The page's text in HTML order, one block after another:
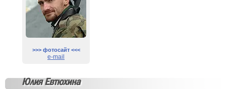
>>> фотосайт <<<
e-mail
Юлия Евтюхина